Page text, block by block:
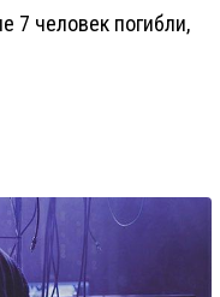
7 человек погибли,